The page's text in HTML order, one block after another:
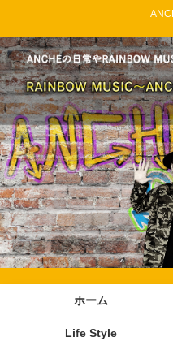
ホーム
Life Style